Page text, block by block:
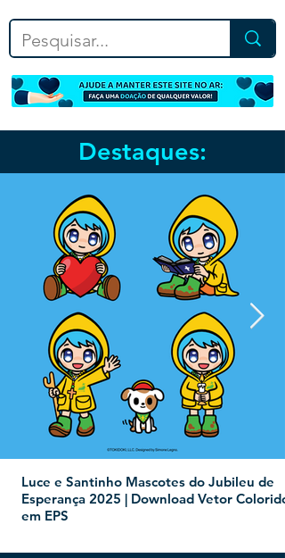
Destaques:
Luce e Santinho Mascotes do Jubileu de
Esperança 2025 | Download Vetor Colorido
em EPS